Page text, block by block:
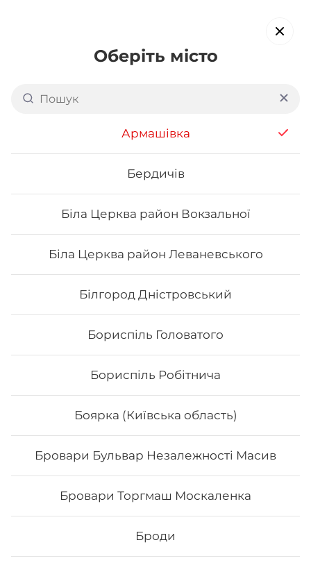
Оберіть місто
Армашівка
Бердичів
Біла Церква район Вокзальної
Біла Церква район Леваневського
Білгород Дністровський
Бориспіль Головатого
Бориспіль Робітнича
Боярка (Київська область)
Бровари Бульвар Незалежності Масив
Бровари Торгмаш Москаленка
Броди
Світловодську
Новинки
Банзай
Вага: 305 г Склад: Рис, норі, сир Філадельфія, вугор,